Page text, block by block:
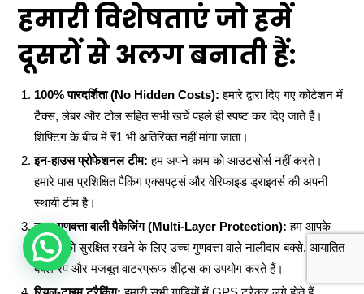
हमारी विशेषताएं जो हमें
दूसरों से अलग बनाती हैं:
100% पारदर्शिता (No Hidden Costs): हमारे द्वारा दिए गए कोटेशन में
टैक्स, लेबर और टोल सहित सभी खर्चे पहले ही स्पष्ट कर दिए जाते हैं।
शिफ्टिंग के बीच में ₹1 भी अतिरिक्त नहीं मांगा जाता।
इन-हाउस प्रोफेशनल टीम: हम अपने काम को आउटसोर्स नहीं करते।
हमारे पास प्रशिक्षित पैकिंग एक्सपर्ट्स और वेरिफाइड ड्राइवर्स की अपनी
स्थायी टीम है।
उच्च गुणवत्ता वाली पैकेजिंग (Multi-Layer Protection): हम आपके
सामान को सुरक्षित रखने के लिए उच्च गुणवत्ता वाले नालीदार बक्से, आयातित
बबल रैप और मजबूत वाटरप्रूफ शीट्स का उपयोग करते हैं।
HOW CAN WE HELP !